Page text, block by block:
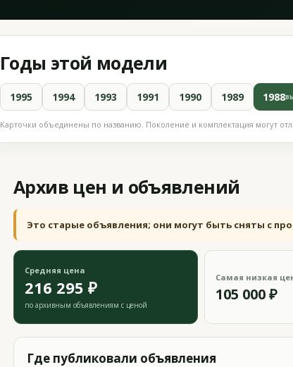
Годы этой модели
1995 1994 1993 1991 1990 1989 1988
Карточки объединены по названию. Поколение и комплектация могут
Архив цен и объявлений
Это старые объявления; они могут быть сняты с
Средняя цена
216 295 ₽
по архивным объявлениям с ценой
Самая низкая
105 000 ₽
Где публиковали объявления